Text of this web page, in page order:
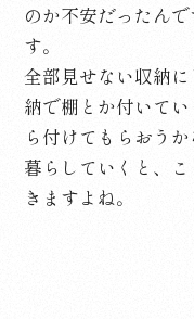
のか不安だったん
す。
全部見せない収納
納で棚とか付いて
ら付けてもらおうか
暮らしていくと、
きますよね。